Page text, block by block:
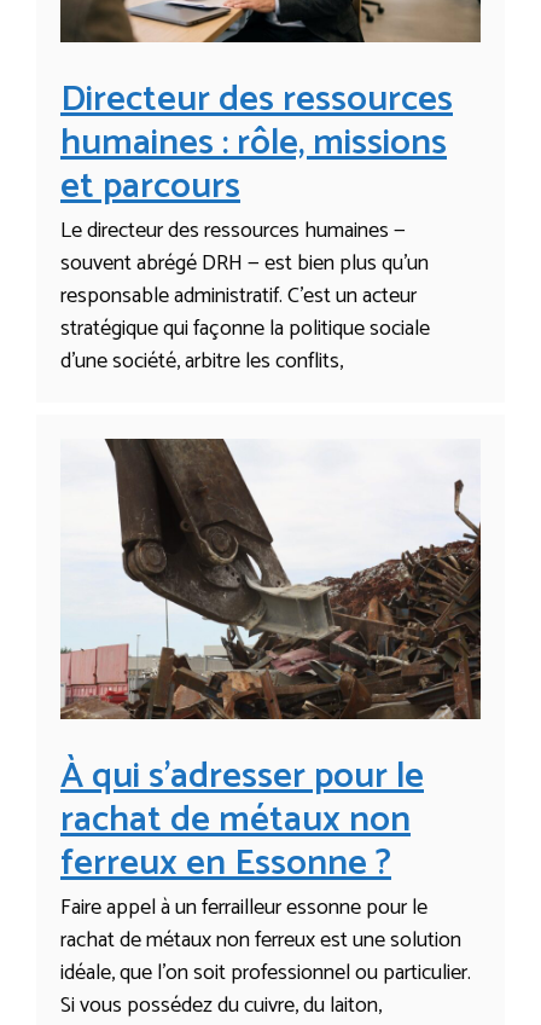
Directeur des ressources
humaines : rôle, missions
et parcours
Le directeur des ressources humaines —
souvent abrégé DRH — est bien plus qu’un
responsable administratif. C’est un acteur
stratégique qui façonne la politique sociale
d’une société, arbitre les conflits,
À qui s’adresser pour le
rachat de métaux non
ferreux en Essonne ?
Faire appel à un ferrailleur essonne pour le
rachat de métaux non ferreux est une solution
idéale, que l’on soit professionnel ou particulier.
Si vous possédez du cuivre, du laiton,